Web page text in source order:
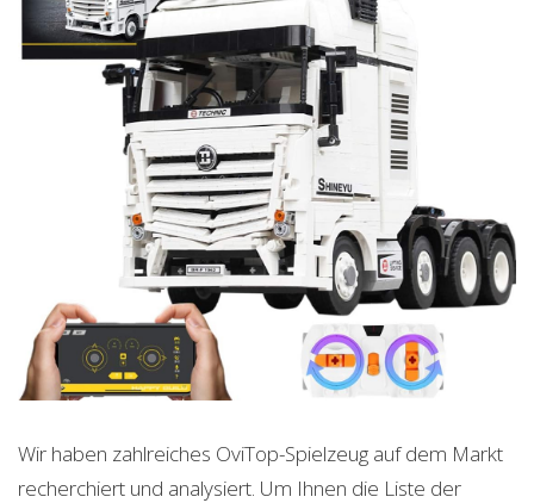
Wir haben zahlreiches OviTop-Spielzeug auf dem Markt
recherchiert und analysiert. Um Ihnen die Liste der